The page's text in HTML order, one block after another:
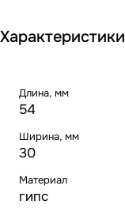
Характеристики
Длина, мм
54
Ширина, мм
30
Материал
гипс